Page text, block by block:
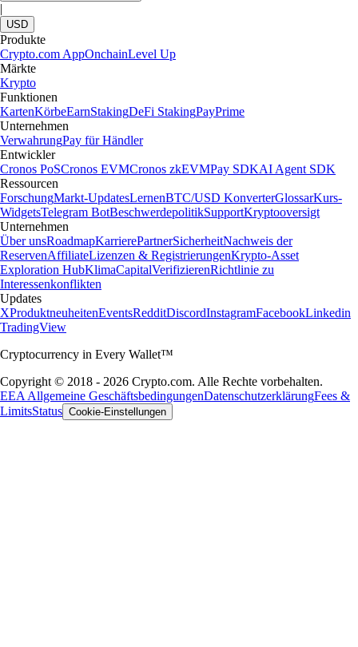
|
USD
Produkte
Crypto.com AppOnchainLevel Up
Märkte
Krypto
Funktionen
KartenKörbeEarnStakingDeFi StakingPayPrime
Unternehmen
VerwahrungPay für Händler
Entwickler
Cronos PoSCronos EVMCronos zkEVMPay SDKAI Agent SDK
Ressourcen
ForschungMarkt-UpdatesLernenBTC/USD KonverterGlossarKurs-
WidgetsTelegram BotBeschwerdepolitikSupportKryptooversigt
Unternehmen
Über unsRoadmapKarrierePartnerSicherheitNachweis der
ReservenAffiliateLizenzen & RegistrierungenKrypto-Asset
Exploration HubKlimaCapitalVerifizierenRichtlinie zu
Interessenkonflikten
Updates
XProduktneuheitenEventsRedditDiscordInstagramFacebookLinkedin
TradingView
Cryptocurrency in Every Wallet™
Copyright © 2018 - 2026 Crypto.com. Alle Rechte vorbehalten.
EEA Allgemeine GeschäftsbedingungenDatenschutzerklärungFees &
LimitsStatus Cookie-Einstellungen